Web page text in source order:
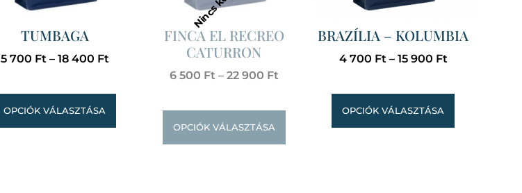
TUMBAGA
5 700 Ft – 18 400 Ft
OPCIÓK VÁLASZTÁSA
FINCA EL RECREO
CATURRON
6 500 Ft – 22 900 Ft
OPCIÓK VÁLASZTÁSA
BRAZÍLIA – KOLUMBIA
4 700 Ft – 15 900 Ft
OPCIÓK VÁLASZTÁSA